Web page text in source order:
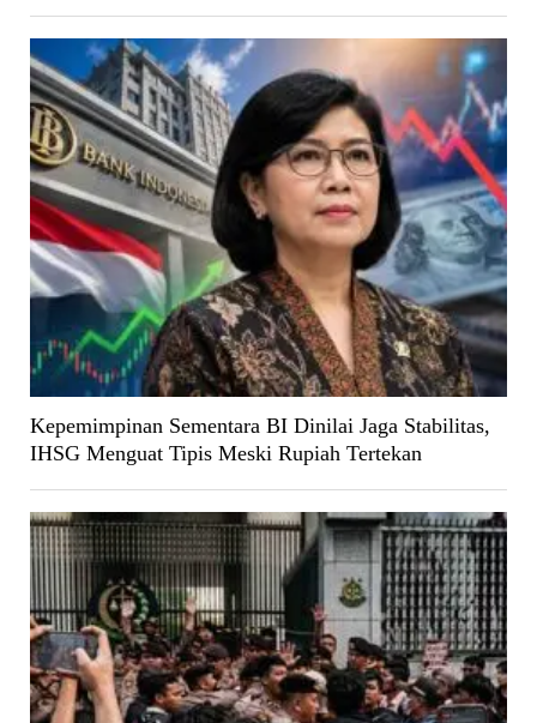
Kepemimpinan Sementara BI Dinilai Jaga Stabilitas,
IHSG Menguat Tipis Meski Rupiah Tertekan